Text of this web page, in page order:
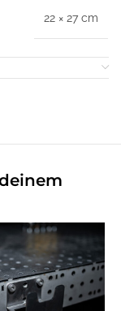
22 × 27 cm